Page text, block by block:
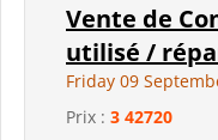
Vente de
utilisé /
Friday 09
Prix : 3 42720